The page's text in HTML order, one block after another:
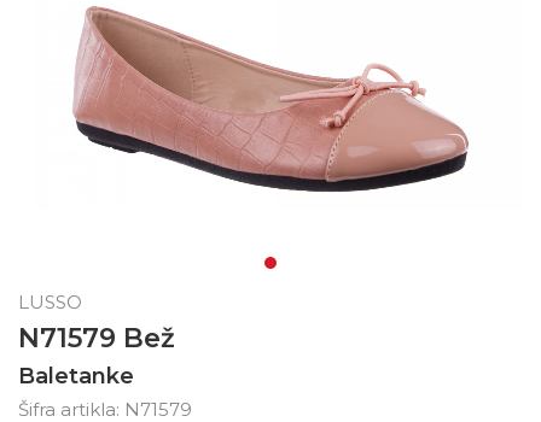
LUSSO
N71579 Bež
Baletanke
Šifra artikla: N71579